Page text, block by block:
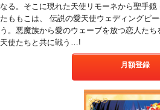
なる。そこに現れた天使リモーネから聖手
たももこは、 伝説の愛天使ウェディングピ
う。悪魔族から愛のウェーブを放つ恋人た
天使たちと共に戦う…!
月額登録